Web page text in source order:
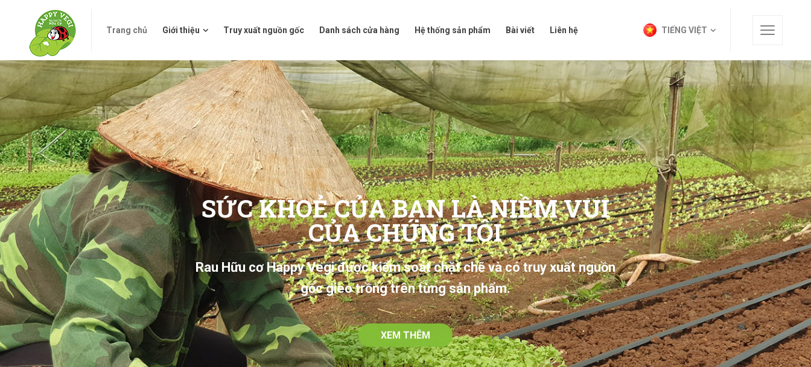
Trang chủ Giới thiệu Truy xuất nguồn gốc Danh sách cửa hàng Hệ thống sản phẩm Bài viết Liên hệ TIẾNG VIỆT
SỨC KHOẺ CỦA BẠN LÀ NIỀM VUI
CỦA CHÚNG TÔI
Rau Hữu cơ Happy Vegi được kiểm soát chặt chẽ và có truy xuất nguồn
gốc gieo trồng trên từng sản phẩm.
XEM THÊM